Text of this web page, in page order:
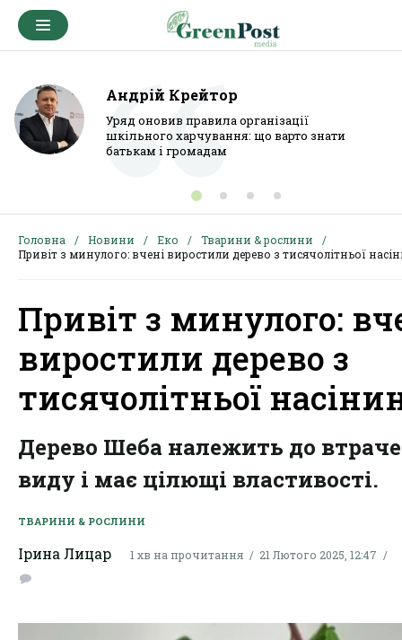
Андрій Крейтор
Уряд оновив правила організації
шкільного харчування: що варто знати
батькам і громадам
Головна Новини Еко
Тварини & рослини
Привіт з минулого: вчені виростили дерево з тисячолітньої
Привіт з минулого:
виростили дерево з
тисячолітньої
Дерево Шеба належить до
виду і має цілющі властивості.
ТВАРИНИ & РОСЛИНИ
Ірина Лицар 1 хв на прочитання 21 Лютого 2025, 12:47